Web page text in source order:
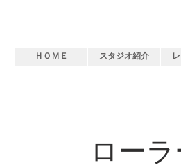
ＨＯＭＥ スタジオ紹介
ロー